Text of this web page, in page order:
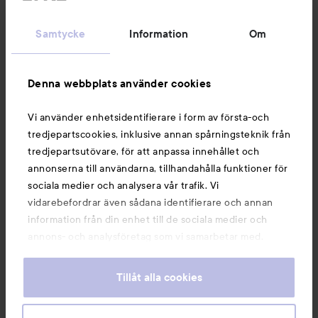
Samtycke Information Om
Denna webbplats använder cookies
Vi använder enhetsidentifierare i form av första-och
tredjepartscookies, inklusive annan spårningsteknik från
tredjepartsutövare, för att anpassa innehållet och
annonserna till användarna, tillhandahålla funktioner för
sociala medier och analysera vår trafik. Vi
vidarebefordrar även sådana identifierare och annan
information från din enhet till de sociala medier och
annons- och analysföretag som vi samarbetar med.
information som du har tillhandahållit eller som de har
våra cookies vid fortsatt användande av vår webbplats.
Tillåt alla cookies
Du kanske också gillar